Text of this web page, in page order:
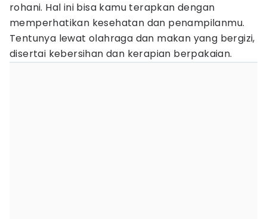
rohani. Hal ini bisa kamu terapkan dengan
memperhatikan kesehatan dan penampilanmu.
Tentunya lewat olahraga dan makan yang bergizi,
disertai kebersihan dan kerapian berpakaian.